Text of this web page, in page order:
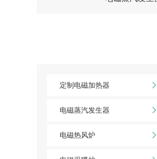
定制电磁加热器
电磁蒸汽发生器
电磁热风炉